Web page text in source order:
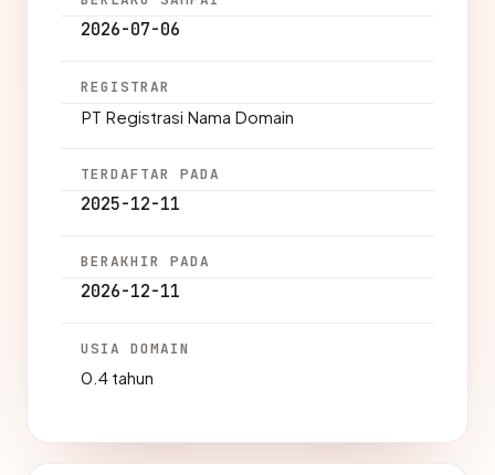
2026-07-06
REGISTRAR
PT Registrasi Nama Domain
TERDAFTAR PADA
2025-12-11
BERAKHIR PADA
2026-12-11
USIA DOMAIN
0.4 tahun